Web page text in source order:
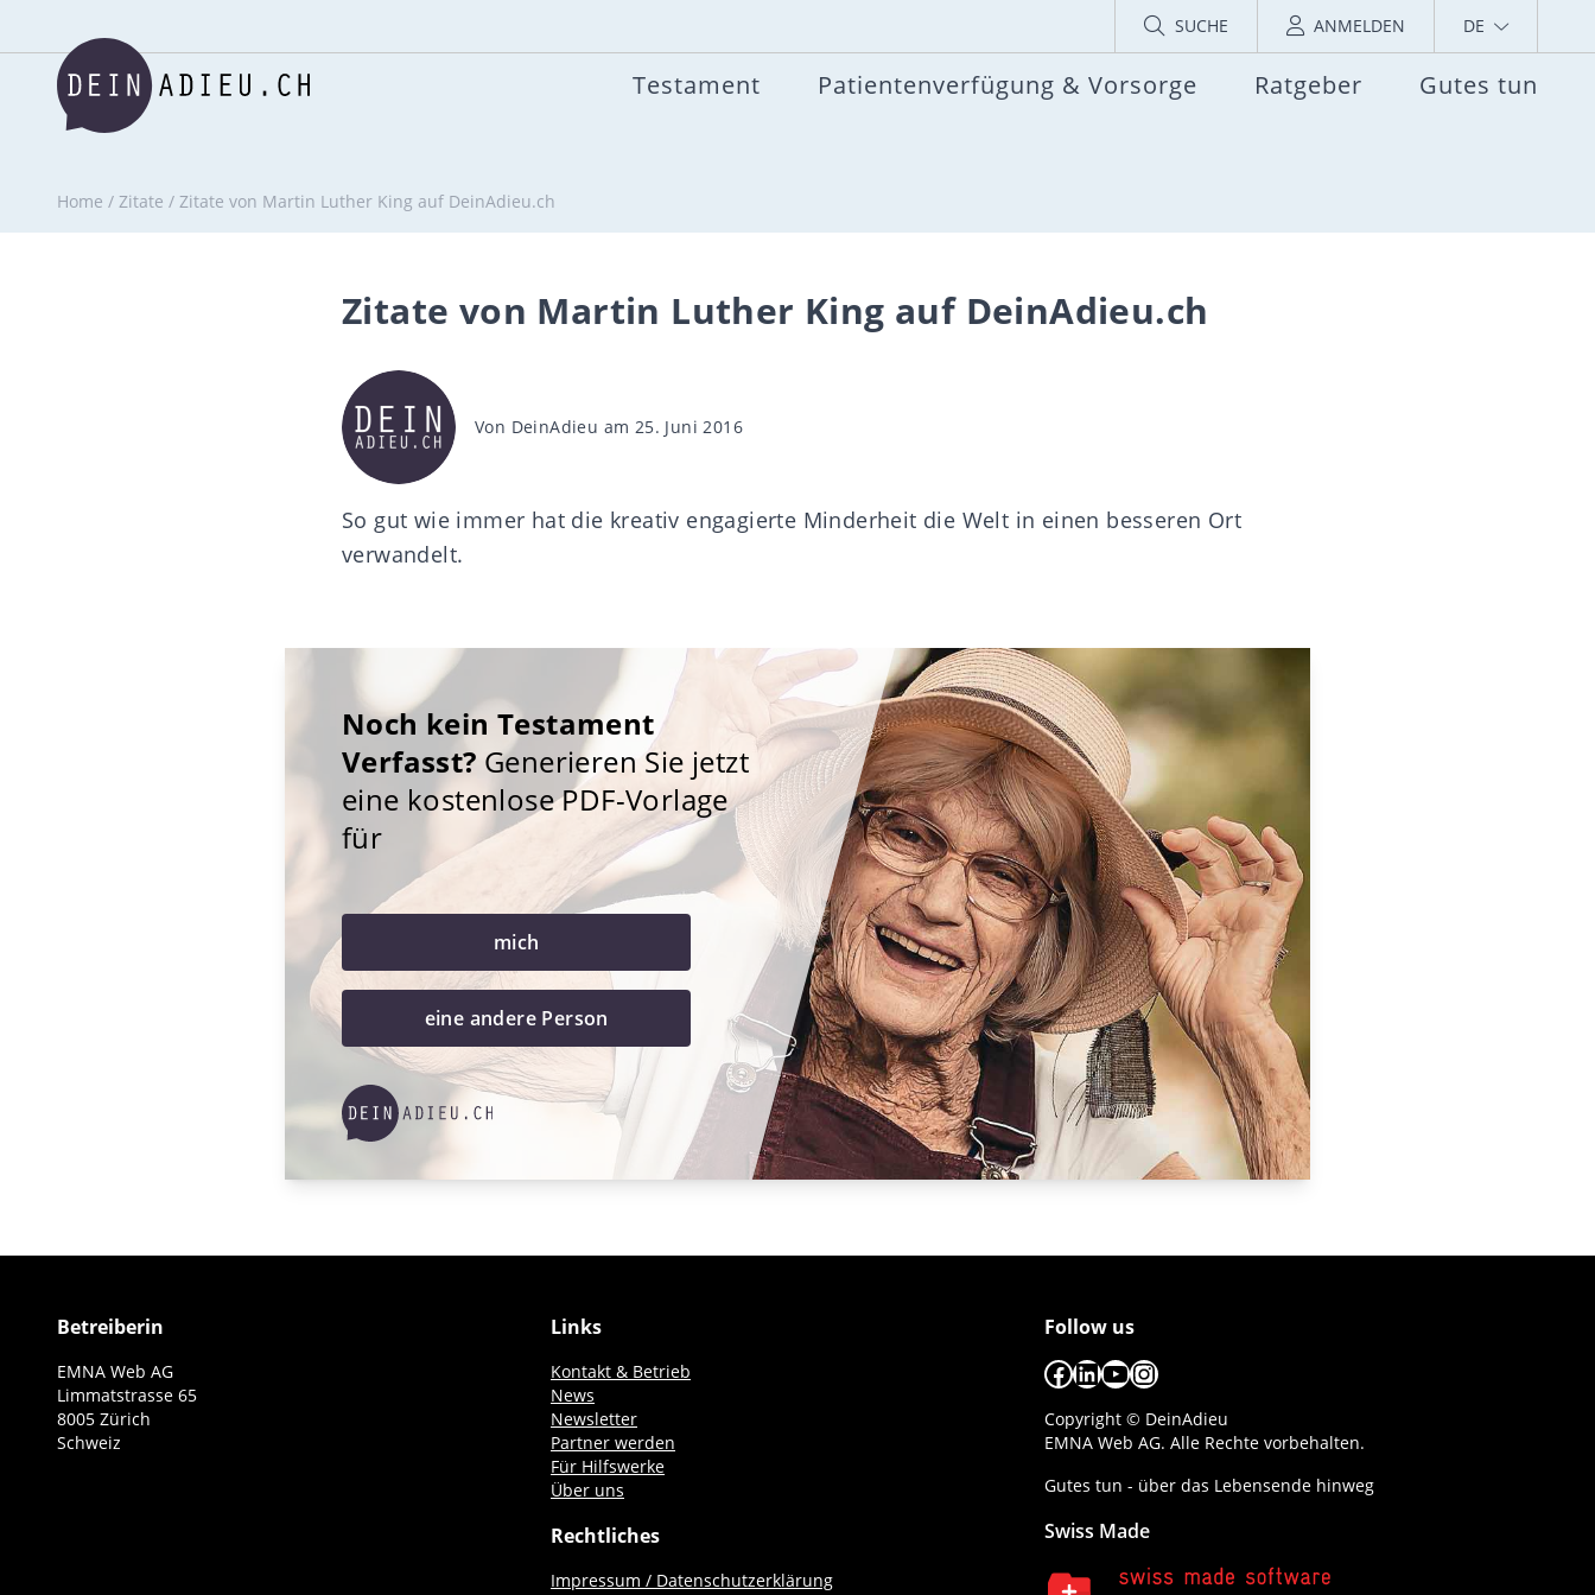
SUCHE ANMELDEN DE
Testament Patientenverfügung & Vorsorge Ratgeber Gutes tun
Home / Zitate / Zitate von Martin Luther King auf DeinAdieu.ch
Zitate von Martin Luther King auf DeinAdieu.ch
Beitragsautor
Von DeinAdieu am 25. Juni 2016
So gut wie immer hat die kreativ engagierte Minderheit die Welt in einen besseren Ort
verwandelt.
Noch kein Testament
Verfasst? Generieren Sie jetzt
eine kostenlose PDF-Vorlage
für
mich
eine andere Person
Betreiberin
EMNA Web AG
Limmatstrasse 65
8005 Zürich
Schweiz
Links
Kontakt & Betrieb
News
Newsletter
Partner werden
Für Hilfswerke
Über uns
Rechtliches
Impressum / Datenschutzerklärung
Follow us
Facebook
LinkedIn
YouTube
Instagram
Copyright © DeinAdieu
EMNA Web AG. Alle Rechte vorbehalten.
Gutes tun - über das Lebensende hinweg
Swiss Made